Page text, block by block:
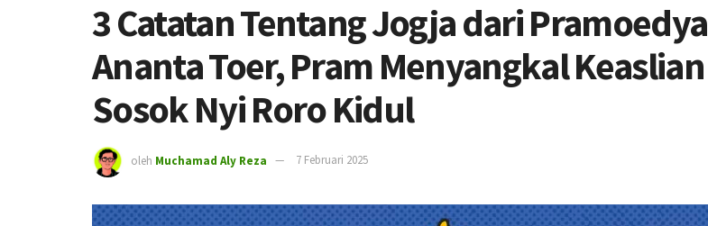
3 Catatan Tentang Jogja dari Pramoedya
Ananta Toer, Pram Menyangkal Keaslian
Sosok Nyi Roro Kidul
oleh Muchamad Aly Reza 7 Februari 2025